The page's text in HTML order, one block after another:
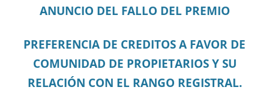
ANUNCIO DEL FALLO DEL PREMIO
PREFERENCIA DE CREDITOS A FAVOR DE
COMUNIDAD DE PROPIETARIOS Y SU
RELACIÓN CON EL RANGO REGISTRAL.